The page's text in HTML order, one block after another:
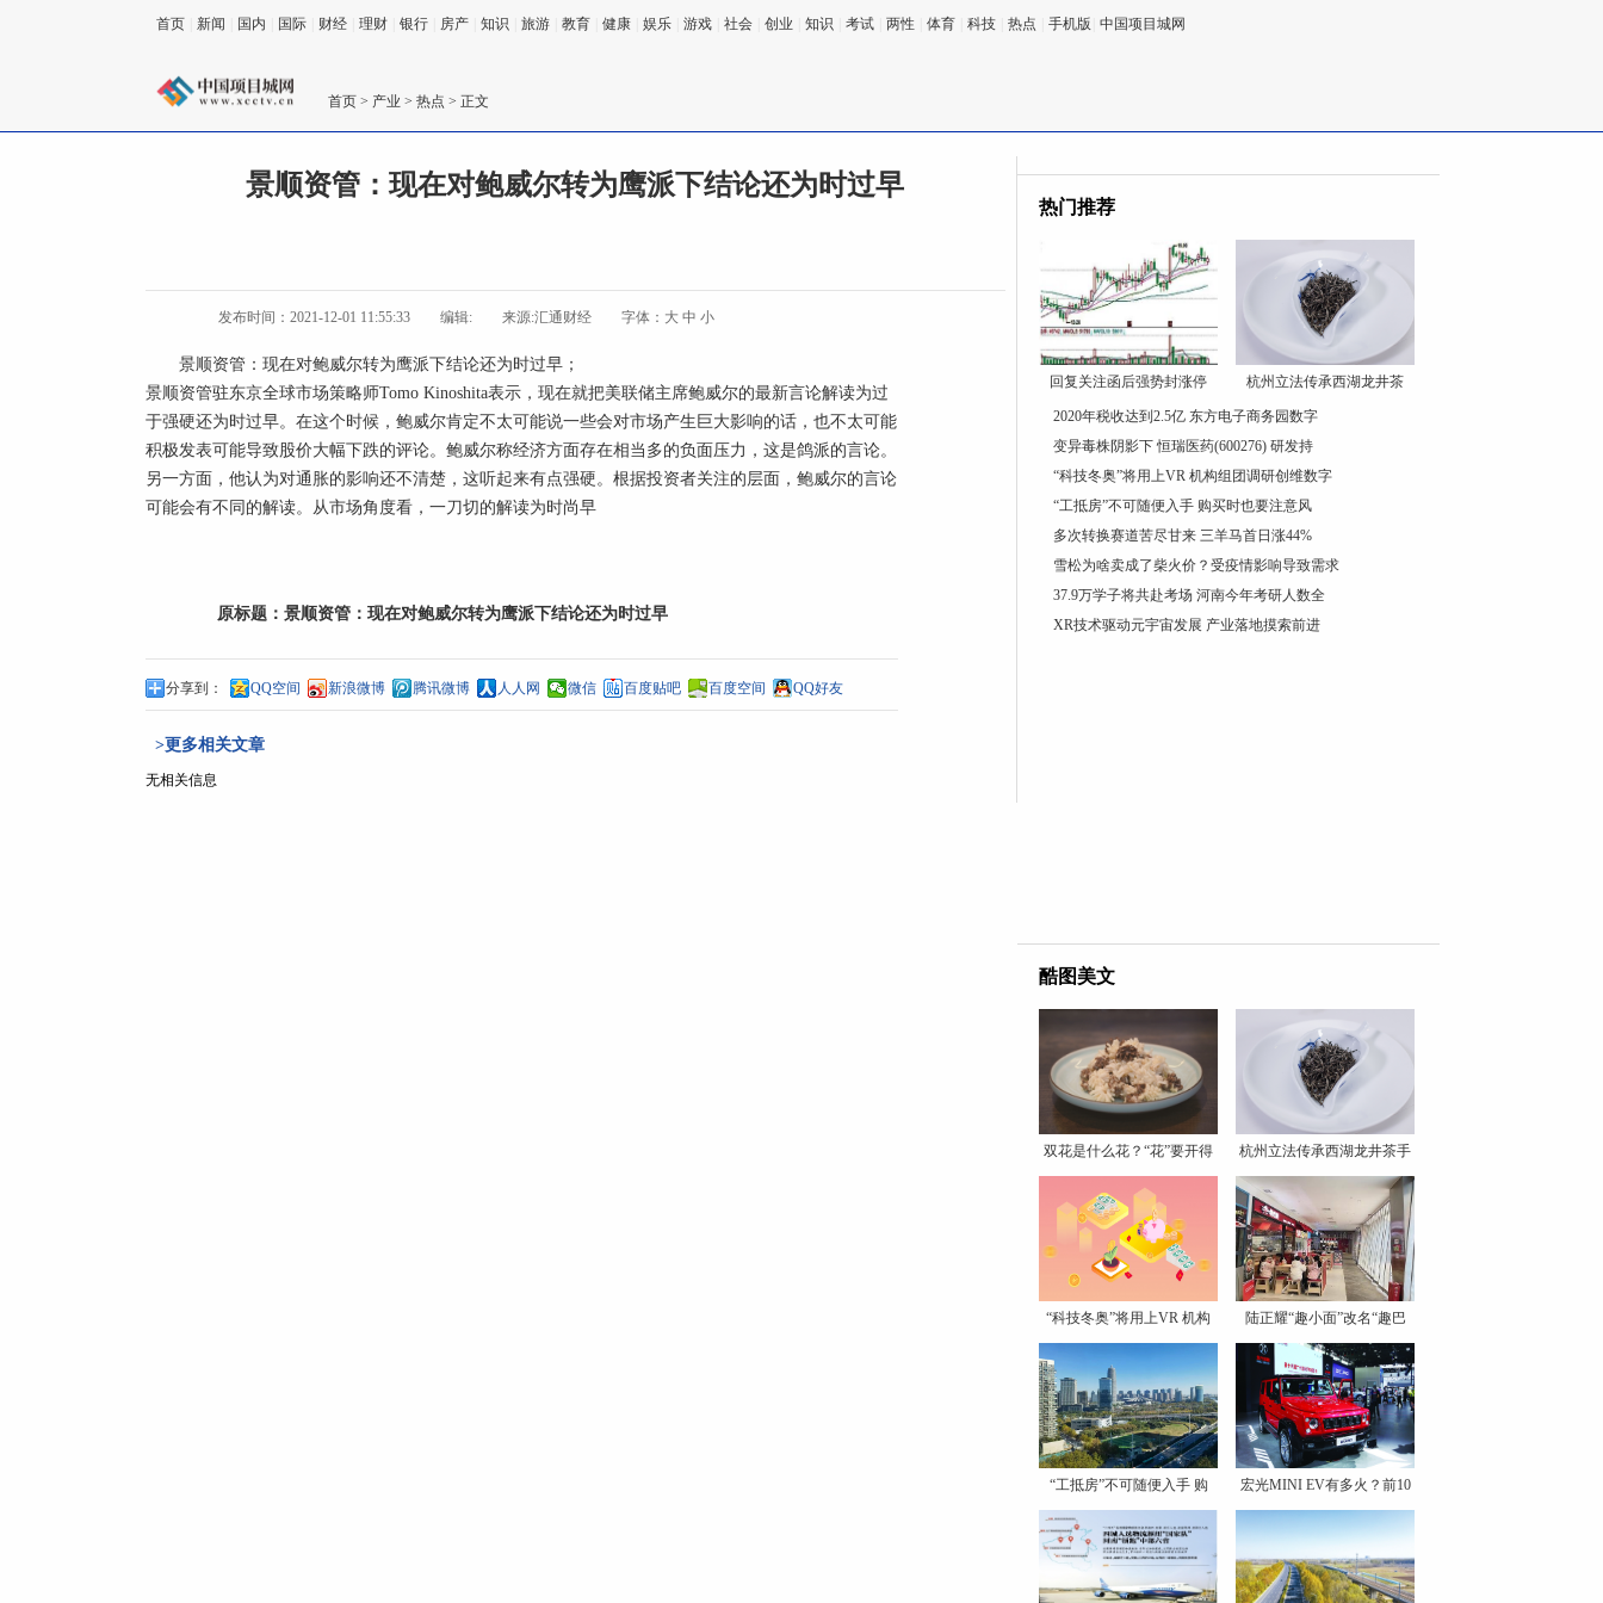
首页 新闻 国内 国际 财经 理财 银行 房产 知识 旅游 教育 健康 娱乐 游戏 社会 创业 知识 考试 两性 体育 科技 热点 手机版 中国项目城网
首页 > 产业 > 热点 > 正文
景顺资管：现在对鲍威尔转为鹰派下结论还为时过早
发布时间：2021-12-01 11:55:33 编辑: 来源:汇通财经 字体： 大 中 小
景顺资管：现在对鲍威尔转为鹰派下结论还为时过早；
景顺资管驻东京全球市场策略师Tomo Kinoshita表示，现在就把美联储主席鲍威尔的最新言论解读为过
于强硬还为时过早。在这个时候，鲍威尔肯定不太可能说一些会对市场产生巨大影响的话，也不太可能
积极发表可能导致股价大幅下跌的评论。鲍威尔称经济方面存在相当多的负面压力，这是鸽派的言论。
另一方面，他认为对通胀的影响还不清楚，这听起来有点强硬。根据投资者关注的层面，鲍威尔的言论
可能会有不同的解读。从市场角度看，一刀切的解读为时尚早
原标题： 景顺资管：现在对鲍威尔转为鹰派下结论还为时过早
分享到： QQ空间 新浪微博 腾讯微博 人人网 微信 百度贴吧 百度空间 QQ好友
>更多相关文章
无相关信息
热门推荐
回复关注函后强势封涨停 杭州立法传承西湖龙井茶
2020年税收达到2.5亿 东方电子商务园数字
变异毒株阴影下 恒瑞医药(600276) 研发持
“科技冬奥”将用上VR 机构组团调研创维数字
“工抵房”不可随便入手 购买时也要注意风
多次转换赛道苦尽甘来 三羊马首日涨44%
雪松为啥卖成了柴火价？受疫情影响导致需求
37.9万学子将共赴考场 河南今年考研人数全
XR技术驱动元宇宙发展 产业落地摸索前进
酷图美文
双花是什么花？“花”要开得
杭州立法传承西湖龙井茶手
工
“科技冬奥”将用上VR 机构 陆正耀“趣小面”改名“趣巴
“工抵房”不可随便入手 购
宏光MINI EV有多火？前10
月